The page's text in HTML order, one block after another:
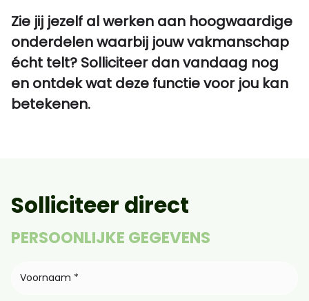
Zie jij jezelf al werken aan hoogwaardige
onderdelen waarbij jouw vakmanschap
écht telt? Solliciteer dan vandaag nog
en ontdek wat deze functie voor jou kan
betekenen.
Solliciteer direct
PERSOONLIJKE GEGEVENS